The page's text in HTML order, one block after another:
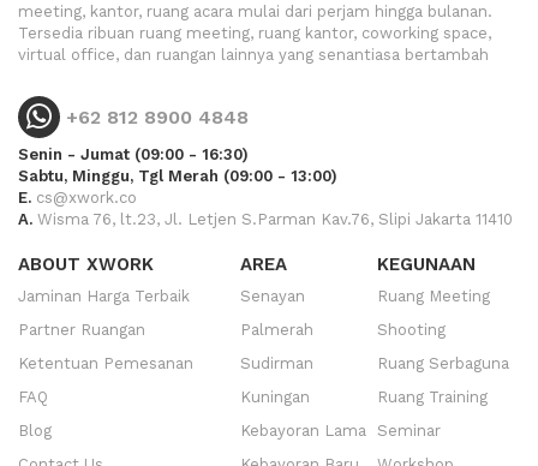
meeting, kantor, ruang acara mulai dari perjam hingga bulanan.
Tersedia ribuan ruang meeting, ruang kantor, coworking space,
virtual office, dan ruangan lainnya yang senantiasa bertambah
+62 812 8900 4848
Senin - Jumat (09:00 - 16:30)
Sabtu, Minggu, Tgl Merah (09:00 - 13:00)
E. cs@xwork.co
A. Wisma 76, lt.23, Jl. Letjen S.Parman Kav.76, Slipi Jakarta 11410
ABOUT XWORK
Jaminan Harga Terbaik
Partner Ruangan
Ketentuan Pemesanan
FAQ
Blog
AREA
Senayan
Palmerah
Sudirman
Kuningan
Kebayoran Lama
KEGUNAAN
Ruang Meeting
Shooting
Ruang Serbaguna
Ruang Training
Seminar